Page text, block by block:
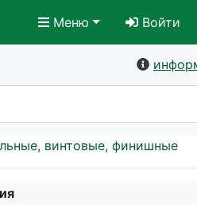
Меню Войти
винтовые, финишные